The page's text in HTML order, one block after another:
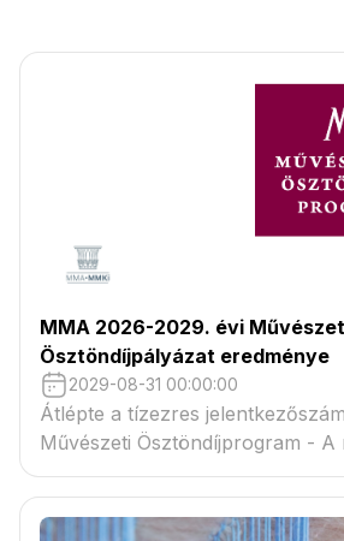
MMA 2026-2029. évi
Ösztöndíjpályázat eredménye
2029-08-31 00:00:00
Átlépte a tízezres
Művészeti Ösztöndíjprogram - A
tartaléklistás pályázók névsora
csatolmányban